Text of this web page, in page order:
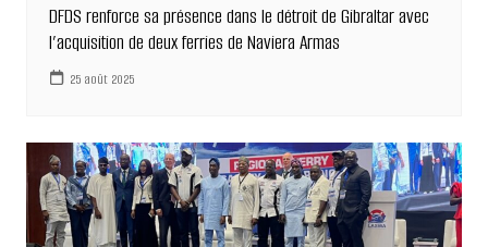
DFDS renforce sa présence dans le détroit de Gibraltar avec
l’acquisition de deux ferries de Naviera Armas
25 août 2025